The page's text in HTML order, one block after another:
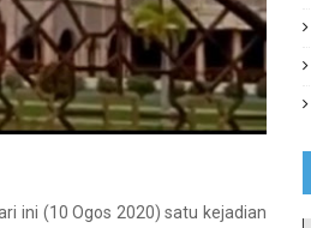
ini (10 Ogos 2020) satu kejadian